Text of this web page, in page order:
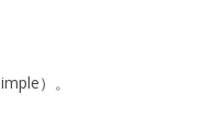
）。